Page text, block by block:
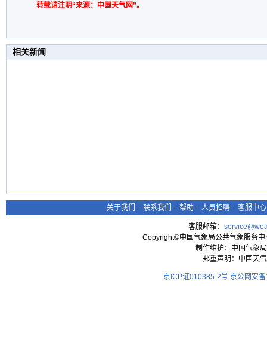
转载请注明“来源：中国天气网”。
相关新闻
关于我们 - 联系我们 - 帮助 - 人员招聘 - 客服中心
客服邮箱：
Copyright©中国气象局公共气象服务
制作维护：中国气象
郑重声明：中国天
京ICP证010385-2号 京公网安